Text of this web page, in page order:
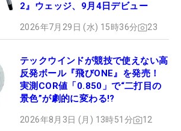
2』ウェッジ、9月4日デビュー
2026年7月29日 (水) 15時36分 23
テックウインドが競技で使えない高
反発ボール『飛びONE』を発売！
実測COR値「0.850」で“二打目の
景色”が劇的に変わる!?
2026年8月3日 (月) 13時51分 12